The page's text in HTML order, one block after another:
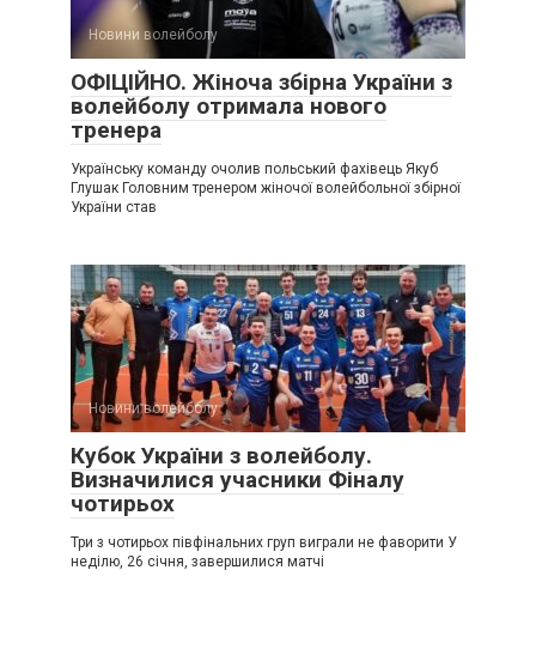
Новини волейболу
ОФІЦІЙНО. Жіноча збірна України з
волейболу отримала нового
тренера
Українську команду очолив польський фахівець Якуб
Глушак Головним тренером жіночої волейбольної збірної
України став
Новини волейболу
Кубок України з волейболу.
Визначилися учасники Фіналу
чотирьох
Три з чотирьох півфінальних груп виграли не фаворити У
неділю, 26 січня, завершилися матчі